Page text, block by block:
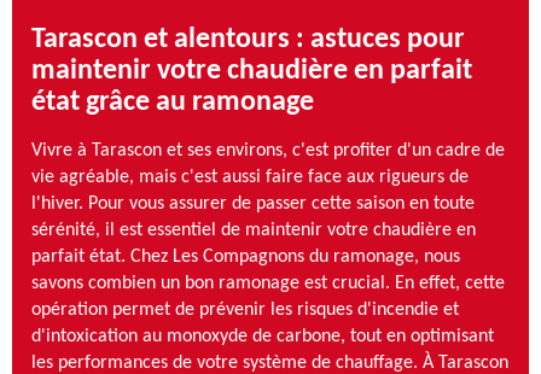
Tarascon et alentours : astuces pour
maintenir votre chaudière en parfait
état grâce au ramonage
Vivre à Tarascon et ses environs, c'est profiter d'un cadre de
vie agréable, mais c'est aussi faire face aux rigueurs de
l'hiver. Pour vous assurer de passer cette saison en toute
sérénité, il est essentiel de maintenir votre chaudière en
parfait état. Chez Les Compagnons du ramonage, nous
savons combien un bon ramonage est crucial. En effet, cette
opération permet de prévenir les risques d'incendie et
d'intoxication au monoxyde de carbone, tout en optimisant
les performances de votre système de chauffage. À Tarascon